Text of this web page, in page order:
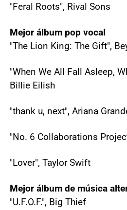
"Feral Roots", Rival Sons
Mejor álbum pop vocal
"The Lion King: The Gift",
"When We All Fall Asleep,
Billie Eilish
"thank u, next", Ariana
"No. 6 Collaborations
"Lover", Taylor Swift
Mejor álbum de música
"U.F.O.F.", Big Thief